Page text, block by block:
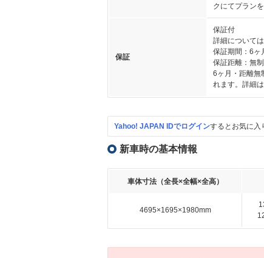
クにてプラン
保証
保証付
詳細について
保証期間：6ヶ
保証距離：無
6ヶ月・距離無
れます。詳細
Yahoo! JAPAN IDでログインするとお気に入
新車時の基本情報
車体寸法（全長×全幅×全高）
4695×1695×1980mm